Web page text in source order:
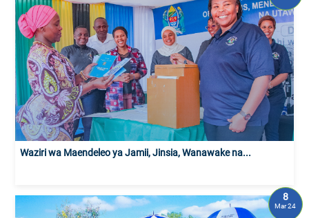
Waziri wa Maendeleo ya Jamii, Jinsia, Wanawake na...
8
Mar 24